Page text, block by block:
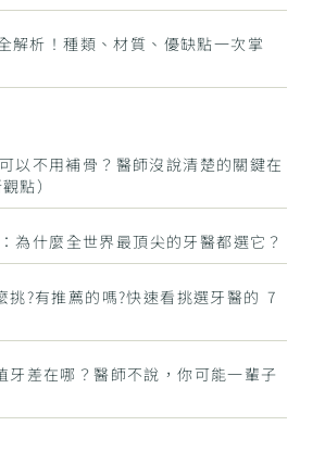
解析！種類、材質、優缺點一次掌
以不用補骨？醫師沒說清楚的關鍵在
點）
為什麼全世界最頂尖的牙醫都選它？
挑?有推薦的嗎?快速看挑選牙醫的 7
牙差在哪？醫師不說，你可能一輩子